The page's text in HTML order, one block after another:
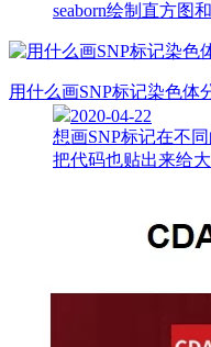
seaborn绘制直方图
用什么画SNP标记染色体
2020-04-22
想画SNP标记在不
把代码也贴出来给